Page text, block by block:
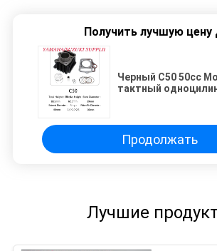
Получить лучшую цену
Черный C50 50cc
тактный
Продолжать
Лучшие